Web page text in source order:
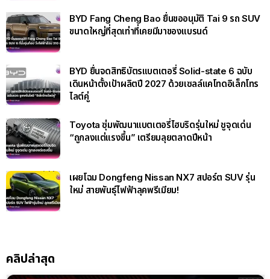
BYD Fang Cheng Bao ยื่นขออนุมัติ Tai 9 รถ SUV
ขนาดใหญ่ที่สุดเท่าที่เคยมีมาของแบรนด์
BYD ยื่นจดสิทธิบัตรแบตเตอรี่ Solid-state 6 ฉบับ
เดินหน้าตั้งเป้าผลิตปี 2027 ด้วยเซลล์แคโทดอิเล็กโทร
ไลต์คู่
Toyota ซุ่มพัฒนาแบตเตอรี่ไฮบริดรุ่นใหม่ ชูจุดเด่น
“ถูกลงแต่แรงขึ้น” เตรียมลุยตลาดปีหน้า
เผยโฉม Dongfeng Nissan NX7 สปอร์ต SUV รุ่น
ใหม่ สายพันธุ์ไฟฟ้าลุคพรีเมียม!
คลิปล่าสุด